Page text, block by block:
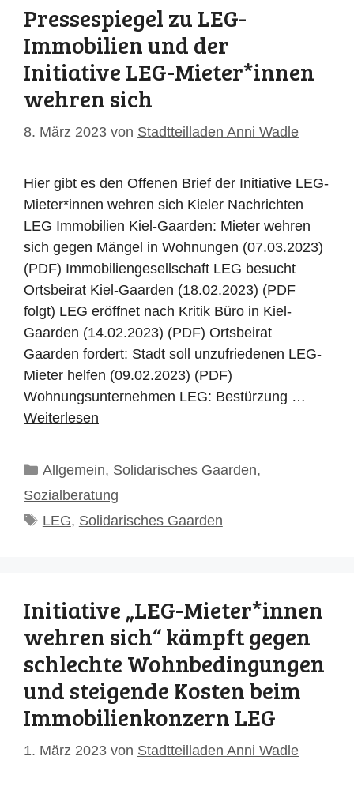
Pressespiegel zu LEG-
Immobilien und der
Initiative LEG-Mieter*innen
wehren sich
8. März 2023 von Stadtteilladen Anni Wadle
Hier gibt es den Offenen Brief der Initiative LEG-
Mieter*innen wehren sich Kieler Nachrichten
LEG Immobilien Kiel-Gaarden: Mieter wehren
sich gegen Mängel in Wohnungen (07.03.2023)
(PDF) Immobiliengesellschaft LEG besucht
Ortsbeirat Kiel-Gaarden (18.02.2023) (PDF
folgt) LEG eröffnet nach Kritik Büro in Kiel-
Gaarden (14.02.2023) (PDF) Ortsbeirat
Gaarden fordert: Stadt soll unzufriedenen LEG-
Mieter helfen (09.02.2023) (PDF)
Wohnungsunternehmen LEG: Bestürzung …
Weiterlesen
Kategorien
Allgemein, Solidarisches Gaarden,
Sozialberatung
Schlagwörter
LEG, Solidarisches Gaarden
Initiative „LEG-Mieter*innen
wehren sich“ kämpft gegen
schlechte Wohnbedingungen
und steigende Kosten beim
Immobilienkonzern LEG
1. März 2023 von Stadtteilladen Anni Wadle